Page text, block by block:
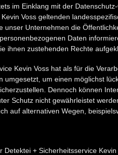
im Einklang mit der
Voss geltenden
unser Unternehmen die
Daten
ihnen zustehenden Rechte
Kevin Voss hat als für die
umgesetzt, um einen möglichst
Dennoch können
Schutz nicht gewährleistet
auf alternativen Wegen,
Detektei + Sicherheitsservice